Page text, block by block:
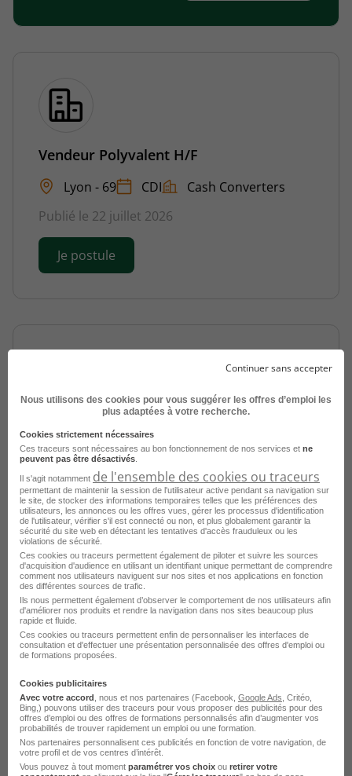
Vendeur Polyvalent H/F
Lyon - 69 CDI
Cash Converters
Publié le 22 juillet 2026
Je postule
Vendeur Polyvalent H/F
Lyon 3e - 69
Publié le 16 juillet 2026
Je postule
Vendeur Polyvalent H/F
Lyon - 69
CDD
Cabinet de recrutement de travailleurs
handicapés
Continuer sans accepter
Nous utilisons des cookies pour vous suggérer les offres d’emploi les
plus adaptées à votre recherche.
Cookies strictement nécessaires
Ces traceurs sont nécessaires au bon fonctionnement de nos services et ne
peuvent pas être désactivés
Il s'agit notamment de l'ensemble des cookies ou traceurs
permettant de maintenir la session de l'utilisateur active pendant sa navigation sur
le site, de stocker des informations temporaires telles que les préférences des
utilisateurs, les annonces ou les offres vues, gérer les processus d'identification
de l'utilisateur, vérifier s'il est connecté ou non, et plus globalement garantir la
sécurité du site web en détectant les tentatives d'accès frauduleux ou les
violations de sécurité.
Ces cookies ou traceurs permettent également de piloter et suivre les sources
d'acquisition d'audience en utilisant un identifiant unique permettant de comprendre
comment nos utilisateurs naviguent sur nos sites et nos applications en fonction
des différentes sources de trafic.
Ils nous permettent également d’observer le comportement de nos utilisateurs afin
d'améliorer nos produits et rendre la navigation dans nos sites beaucoup plus
rapide et fluide.
Ces cookies ou traceurs permettent enfin de personnaliser les interfaces de
consultation et d'effectuer une présentation personnalisée des offres d'emploi ou
de formations proposées.
Cookies publicitaires
Avec votre accord , nous et nos partenaires (Facebook, Google Ads , Critéo,
Bing,) pouvons utiliser des traceurs pour vous proposer des publicités pour des
offres d’emploi ou des offres de formations personnalisés afin d’augmenter vos
probabilités de trouver rapidement un emploi ou une formation.
Nos partenaires personnalisent ces publicités en fonction de votre navigation, de
votre profil et de vos centres d’intérêt.
Vous pouvez à tout moment paramétrer vos choix ou retirer votre